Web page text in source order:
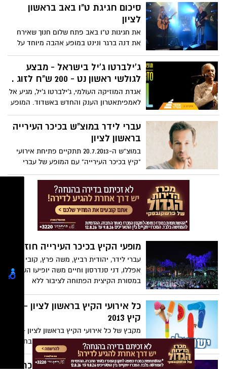
ייתקיים מופע שירה בציבור עם הזמר יובל
חלף החל מהשעה: 21:15.
סיכום חגיגת ט"ו באב בראשון
לציון
את חגיגות ט"ו באב פתח שלום חנוך שאירח
את דנה ברגר ונינט במופע אהבה מיוחד על
במת רובע הבילויים החדש.בגן המושבה
הופיעו אתי אנקרי ובועז שרעבי שאירח את
אילנית.בחוף הים של ראשון הוקמה במת
בר
ג'ילברטו ג'יל בישראל - מבצע
לגולשי ראשון נט - 200 ש"ח לזוג .
אגדת המוזיקה העולמי, ג'ילברטו ג'יל, מגיע אל
לאמפיתאטרון הענק והחדש באשדוד. המופע
יתקיים ביום שלישי 30.7 בשעה 20:30. כאן
תוכלו להזמין כרטיסים למופע הנדיר של
ג'ילברטו ג'יל -הלב והנשמה של המוזיקה
הברזילאית, מהחשובים שבזמרים, המלחינים
והכותבים של ברזיל המודרנית. הוא מגיע
לישראל במסגרת סיבוב הופעותיו העולמי.
עברי לידר במוצ"ש בכיכר העירייה
בראשון לציון
במוצ"ש ה-20.7.2013 תתקיים פתיחת אירועי
"קיץ בכיכר העירייה" עם המופע של עברי
לידר.לפני המופע המרכזי תתקיים שירה
בציבור עם הזמרת אילנה כץ החל מהשעה:
21:15.
מופעי הקיץ בכיכר העירייה חוזרים
עברי לידר, יהודית רביץ, משה פרץ, קובי
אפללו, דני סנדרסון וחיים משה יופיעו השנה
במסורת הקיצית הפתוחה לציבור ללא
כל אירועי הקיץ בראשון לציון -
קיץ 2013
מקבץ של כל אירועי הקיץ בראשון לציון - קיץ
2013: מופעים בכיכר העירייה, מופעים בחוף
הים בימי רבעי, מסיבות גן, פסטיבל ט"ו באב,
פסטיבל מצאנו מים במוזיאון, שבת חזנות
קובי אפללו במופע פתוח בכיכר